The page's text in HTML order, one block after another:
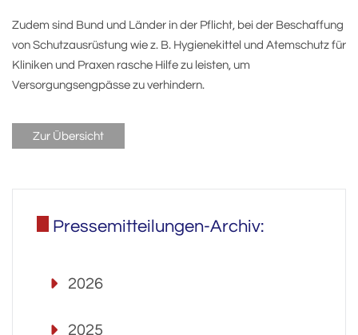
Zudem sind Bund und Länder in der Pflicht, bei der Beschaffung
von Schutzausrüstung wie z. B. Hygienekittel und Atemschutz für
Kliniken und Praxen rasche Hilfe zu leisten, um
Versorgungsengpässe zu verhindern.
Zur Übersicht
Pressemitteilungen-Archiv:
2026
2025